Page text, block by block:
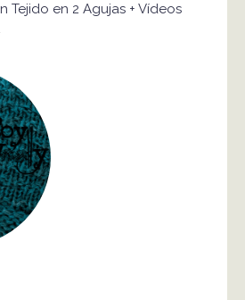
Tejido en 2 Agujas + Vídeos